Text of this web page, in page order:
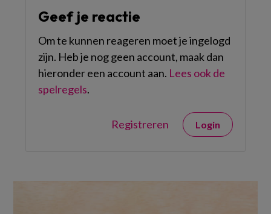
Geef je reactie
Om te kunnen reageren moet je ingelogd
zijn. Heb je nog geen account, maak dan
hieronder een account aan. Lees ook de
spelregels.
Registreren Login